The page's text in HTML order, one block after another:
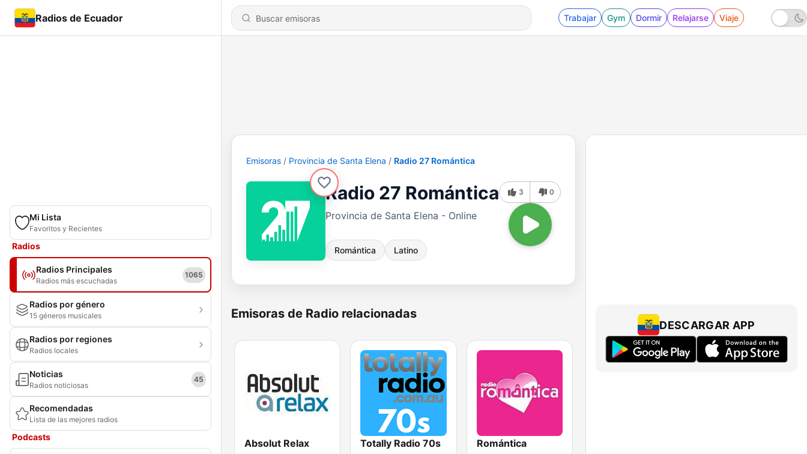
Radios de Ecuador Trabajar Gym Dormir Relajarse Viaje
Mi Lista
Favoritos y Recientes
Radios
Radios Principales
Radios más escuchadas
1065
Radios por género
15 géneros musicales
Radios por regiones
Radios locales
Noticias
Radios noticiosas
45
Recomendadas
Lista de las mejores radios
Podcasts
Emisoras Provincia de Santa Elena Radio 27 Romántica
Radio 27 Romántica
Provincia de Santa Elena - Online
Romántica Latino
3 0
Emisoras de Radio relacionadas
Absolut Relax Totally Radio 70s Romántica
DESCARGAR APP